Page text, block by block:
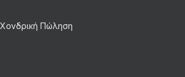
Χονδρική Πώληση